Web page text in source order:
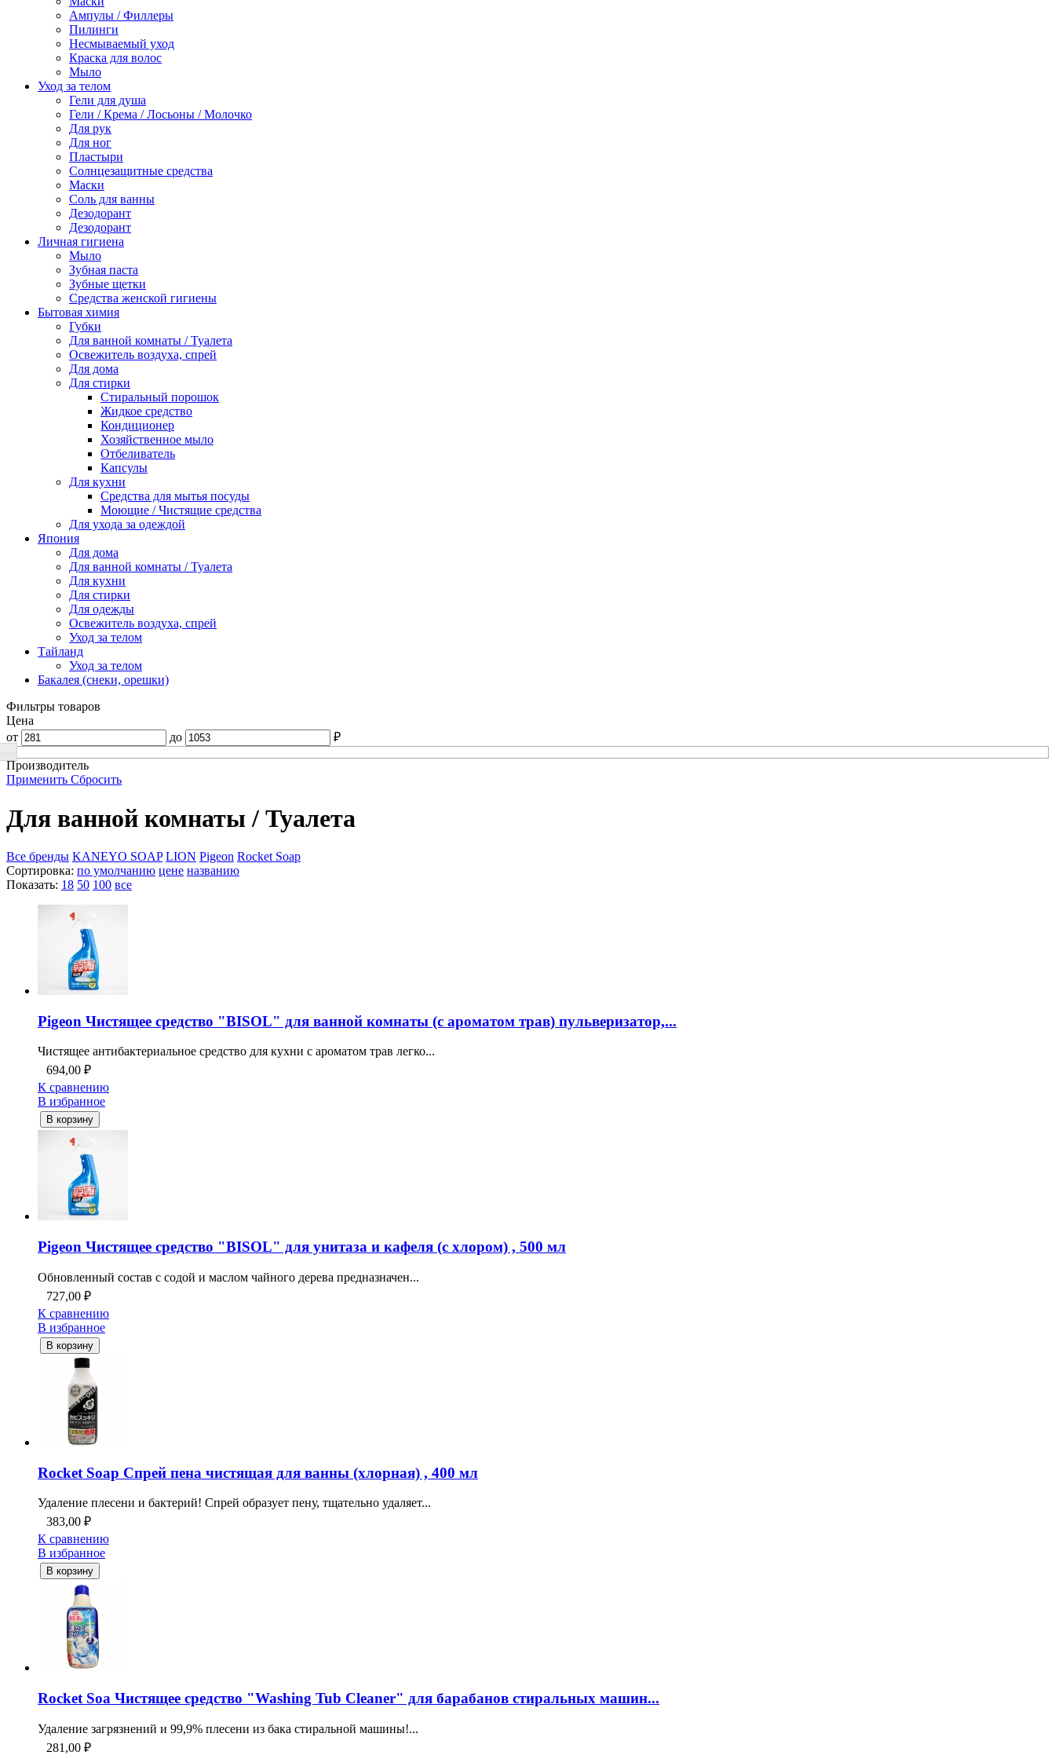
Ампулы / Филлеры
Пилинги
Несмываемый уход
Краска для волос
Мыло
Уход за телом
Гели для душа
Гели / Крема / Лосьоны / Молочко
Для рук
Для ног
Пластыри
Солнцезащитные средства
Маски
Соль для ванны
Дезодорант
Дезодорант
Личная гигиена
Мыло
Зубная паста
Зубные щетки
Средства женской гигиены
Бытовая химия
Губки
Для ванной комнаты / Туалета
Освежитель воздуха, спрей
Для дома
Для стирки
Стиральный порошок
Жидкое средство
Кондиционер
Хозяйственное мыло
Отбеливатель
Капсулы
Для кухни
Средства для мытья посуды
Моющие / Чистящие средства
Для ухода за одеждой
Япония
Для дома
Для ванной комнаты / Туалета
Для кухни
Для стирки
Для одежды
Освежитель воздуха, спрей
Уход за телом
Тайланд
Уход за телом
Бакалея (снеки, орешки)
Фильтры товаров
Цена
от
до ₽
Производитель
Применить Сбросить
Для ванной комнаты / Туалета
Все бренды KANEYO SOAP LION Pigeon Rocket Soap
Сортировка: по умолчанию цене названию
Показать: 18 50 100 все
Pigeon Чистящее средство "BISOL" для ванной комнаты (с ароматом трав) пульверизатор,...
Чистящее антибактериальное средство для кухни с ароматом трав легко...
694,00 ₽
К сравнению
В избранное
В корзину
Pigeon Чистящее средство "BISOL" для унитаза и кафеля (с хлором) , 500 мл
Обновленный состав с содой и маслом чайного дерева предназначен...
727,00 ₽
К сравнению
В избранное
В корзину
Rocket Soap Спрей пена чистящая для ванны (хлорная) , 400 мл
Удаление плесени и бактерий! Спрей образует пену, тщательно удаляет...
383,00 ₽
К сравнению
В избранное
В корзину
Rocket Soa Чистящее средство "Washing Tub Cleaner" для барабанов стиральных машин...
Удаление загрязнений и 99,9% плесени из бака стиральной машины!...
281,00 ₽